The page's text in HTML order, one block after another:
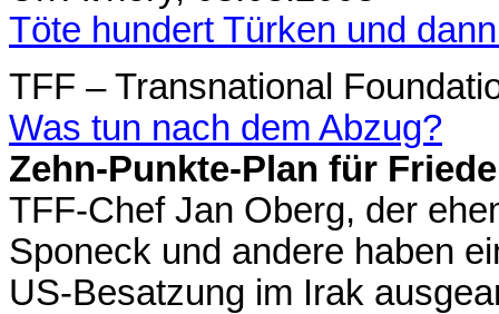
Töte hundert Türken und
TFF – Transnational
Was tun nach dem Abzug?
Zehn-Punkte-Plan für
TFF-Chef Jan Oberg, der
Sponeck und andere haben
US-Besatzung im Irak